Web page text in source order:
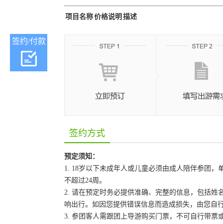
项目名称价格说明 描述
签约/付款
签约方式
预定须知：
1. 18岁以下未成年人或儿童必须由成人陪伴参团
不超过24周。
2. 请在预定时务必提供准确、完整的信息，包括
响出行。如因您提供错误信息而造成损失，由您自
3. 参团客人需跟团上导游购买门票，不可自行带票